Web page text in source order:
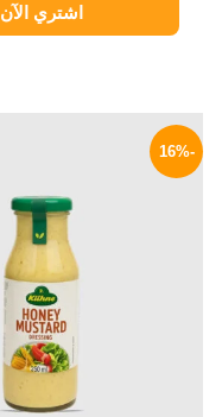
اشتري الآن
-16%